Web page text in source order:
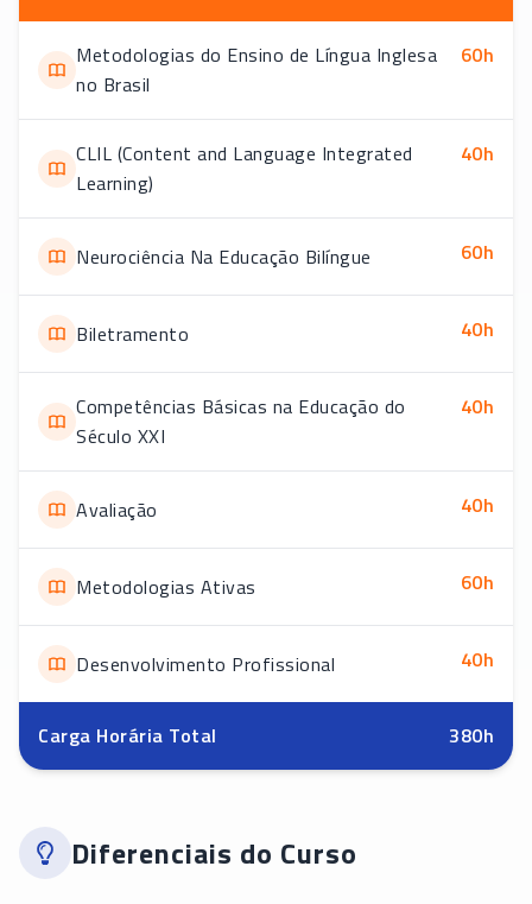
Metodologias do Ensino de Língua Inglesa
no Brasil
60h
CLIL (Content and Language Integrated
Learning)
40h
Neurociência Na Educação Bilíngue 60h
Biletramento 40h
Competências Básicas na Educação do
Século XXI
40h
Avaliação 40h
Metodologias Ativas 60h
Desenvolvimento Profissional 40h
Carga Horária Total 380h
Diferenciais do Curso